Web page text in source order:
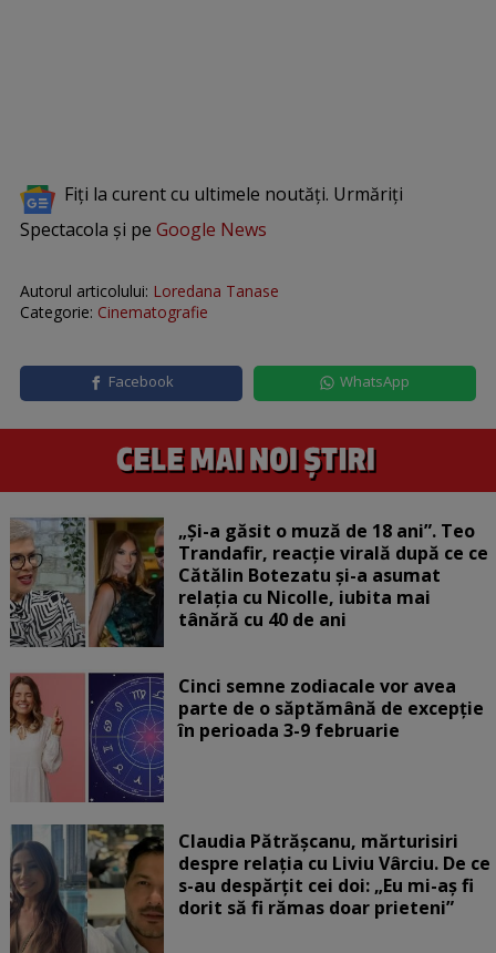
Fiți la curent cu ultimele noutăți. Urmăriți
Spectacola și pe Google News
Autorul articolului: Loredana Tanase
Categorie: Cinematografie
Facebook WhatsApp
„Și-a găsit o muză de 18 ani”. Teo
Trandafir, reacție virală după ce ce
Cătălin Botezatu și-a asumat
relația cu Nicolle, iubita mai
tânără cu 40 de ani
Cinci semne zodiacale vor avea
parte de o săptămână de excepție
în perioada 3-9 februarie
Claudia Pătrășcanu, mărturisiri
despre relația cu Liviu Vârciu. De ce
s-au despărțit cei doi: „Eu mi-aș fi
dorit să fi rămas doar prieteni”